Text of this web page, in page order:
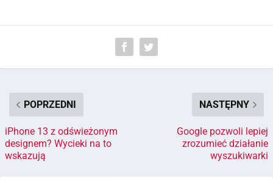
POPRZEDNI
iPhone 13 z odświeżonym
designem? Wycieki na to
wskazują
NASTĘPNY
Google pozwoli lepiej
zrozumieć działanie
wyszukiwarki